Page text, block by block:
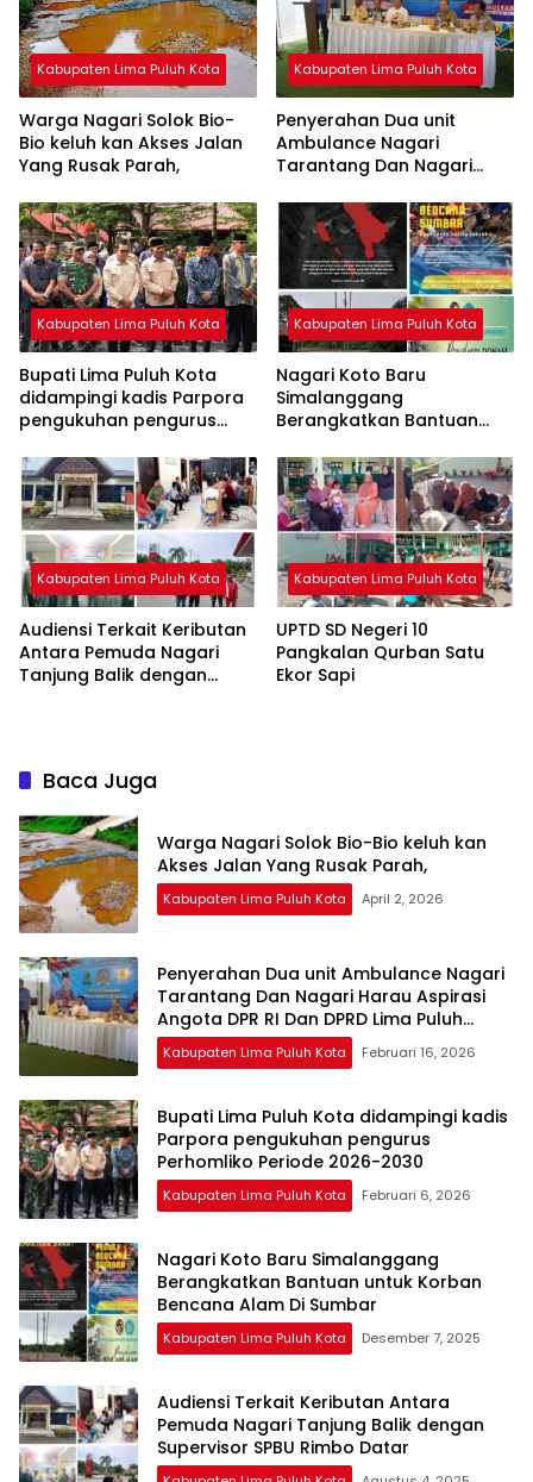
Kabupaten Lima Puluh Kota
Warga Nagari Solok Bio-
Bio keluh kan Akses Jalan
Yang Rusak Parah,
Kabupaten Lima Puluh Kota
Penyerahan Dua unit
Ambulance Nagari
Tarantang Dan Nagari
RI Dan DPRD Lima Puluh
Kota.Fraksi Demokrat.
Kabupaten Lima Puluh Kota
Bupati Lima Puluh Kota
didampingi kadis Parpora
pengukuhan pengurus
2030
Kabupaten Lima Puluh Kota
Nagari Koto Baru
Simalanggang
Berangkatkan Bantuan
Alam Di Sumbar
Kabupaten Lima Puluh Kota
Audiensi Terkait Keributan
Antara Pemuda Nagari
Tanjung Balik dengan
Kabupaten Lima Puluh Kota
UPTD SD Negeri 10
Pangkalan Qurban Satu
Ekor Sapi
Baca Juga
Warga Nagari Solok Bio-Bio keluh kan
Akses Jalan Yang Rusak Parah,
Kabupaten Lima Puluh Kota April 2, 2026
Penyerahan Dua unit Ambulance Nagari
Tarantang Dan Nagari Harau Aspirasi
Angota DPR RI Dan DPRD Lima Puluh
Kota.Fraksi Demokrat.
Kabupaten Lima Puluh Kota Februari 16, 2026
Bupati Lima Puluh Kota didampingi kadis
Parpora pengukuhan pengurus
Perhomliko Periode 2026-2030
Kabupaten Lima Puluh Kota Februari 6, 2026
Nagari Koto Baru Simalanggang
Berangkatkan Bantuan untuk Korban
Bencana Alam Di Sumbar
Kabupaten Lima Puluh Kota Desember 7, 2025
Audiensi Terkait Keributan Antara
Pemuda Nagari Tanjung Balik dengan
Supervisor SPBU Rimbo Datar